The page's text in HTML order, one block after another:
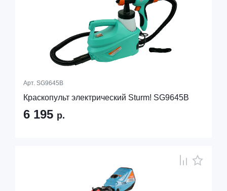
Арт. SG9645B
Краскопульт электрический Sturm! SG9645B
6 195 р.